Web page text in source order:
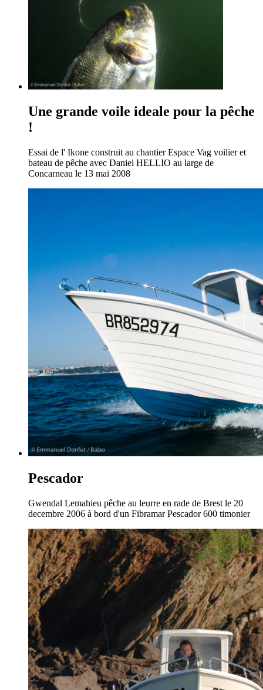
Une grande voile ideale pour la pêche
!
Essai de l' Ikone construit au chantier Espace Vag voilier et
bateau de pêche avec Daniel HELLIO au large de
Concarneau le 13 mai 2008
Pescador
Gwendal Lemahieu pêche au leurre en rade de Brest le 20
decembre 2006 à bord d'un Fibramar Pescador 600 timonier